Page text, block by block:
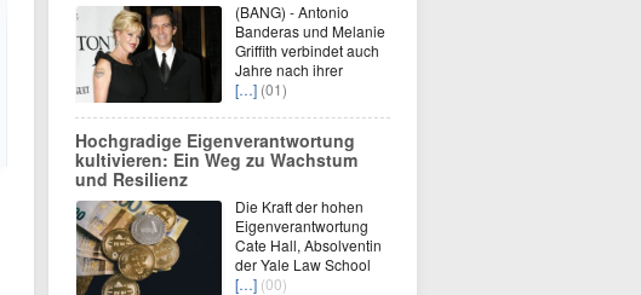
(BANG) - Antonio
Banderas und Melanie
Griffith verbindet auch
Jahre nach ihrer
[…] (01)
Hochgradige Eigenverantwortung
kultivieren: Ein Weg zu Wachstum
und Resilienz
Die Kraft der hohen
Eigenverantwortung
Cate Hall, Absolventin
der Yale Law School
[…] (00)